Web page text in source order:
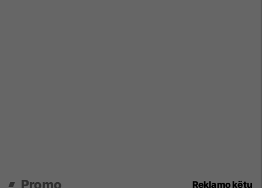
Promo Reklamo këtu